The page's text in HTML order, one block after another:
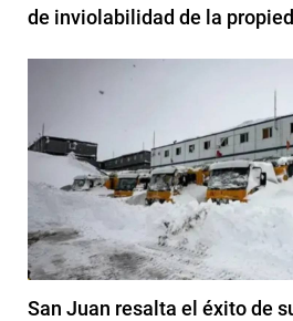
de inviolabilidad de la
San Juan resalta el éxito de